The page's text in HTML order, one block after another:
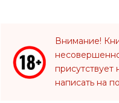
Внимание!
написать на